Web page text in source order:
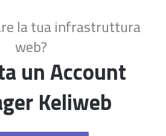
la tua infrastruttura
web?
un Account
Keliweb